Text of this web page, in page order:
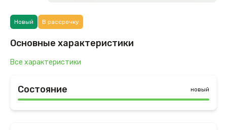
Новый В рассрочку
Основные характеристики
Все характеристики
Состояние новый